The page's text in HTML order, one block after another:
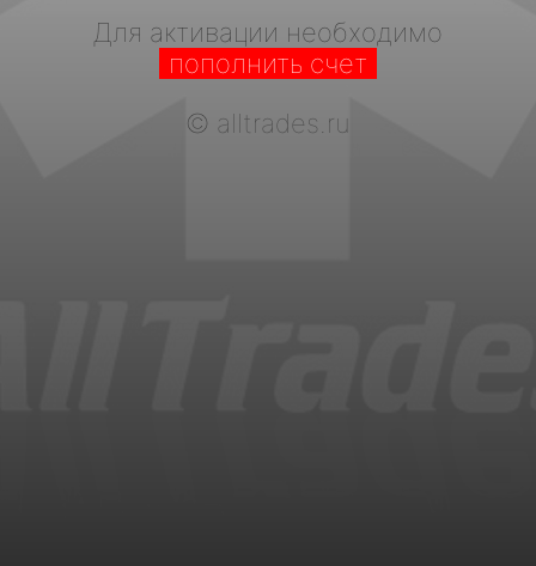
Для активации необходимо
пополнить счет
© alltrades.ru